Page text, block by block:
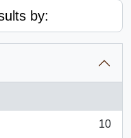
by:
10